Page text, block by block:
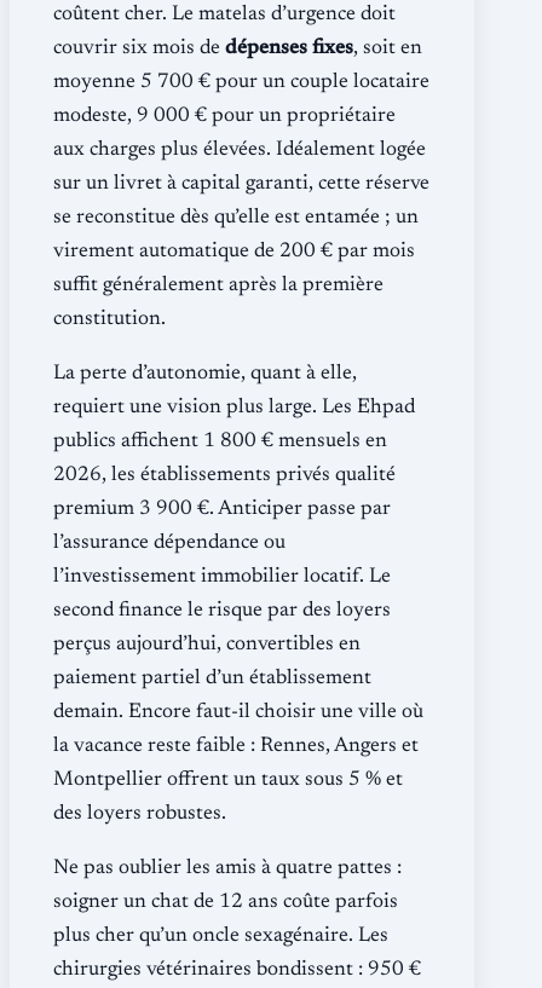
coûtent cher. Le matelas d’urgence doit
couvrir six mois de dépenses fixes, soit en
moyenne 5 700 € pour un couple locataire
modeste, 9 000 € pour un propriétaire
aux charges plus élevées. Idéalement logée
sur un livret à capital garanti, cette réserve
se reconstitue dès qu’elle est entamée ; un
virement automatique de 200 € par mois
suffit généralement après la première
constitution.
La perte d’autonomie, quant à elle,
requiert une vision plus large. Les Ehpad
publics affichent 1 800 € mensuels en
2026, les établissements privés qualité
premium 3 900 €. Anticiper passe par
l’assurance dépendance ou
l’investissement immobilier locatif. Le
second finance le risque par des loyers
perçus aujourd’hui, convertibles en
paiement partiel d’un établissement
demain. Encore faut-il choisir une ville où
la vacance reste faible : Rennes, Angers et
Montpellier offrent un taux sous 5 % et
des loyers robustes.
Ne pas oublier les amis à quatre pattes :
soigner un chat de 12 ans coûte parfois
plus cher qu’un oncle sexagénaire. Les
chirurgies vétérinaires bondissent : 950 €